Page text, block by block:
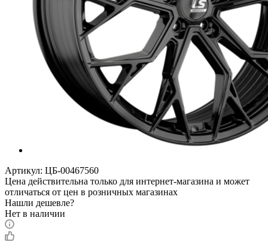
Артикул: ЦБ-00467560
Цена действительна только для интернет-магазина и может
отличаться от цен в розничных магазинах
Нашли дешевле?
Нет в наличии